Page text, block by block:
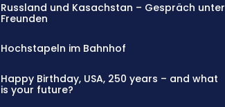
Russland und Kasachstan – Gespräch unter
Freunden
Hochstapeln im Bahnhof
Happy Birthday, USA, 250 years – and what
is your future?